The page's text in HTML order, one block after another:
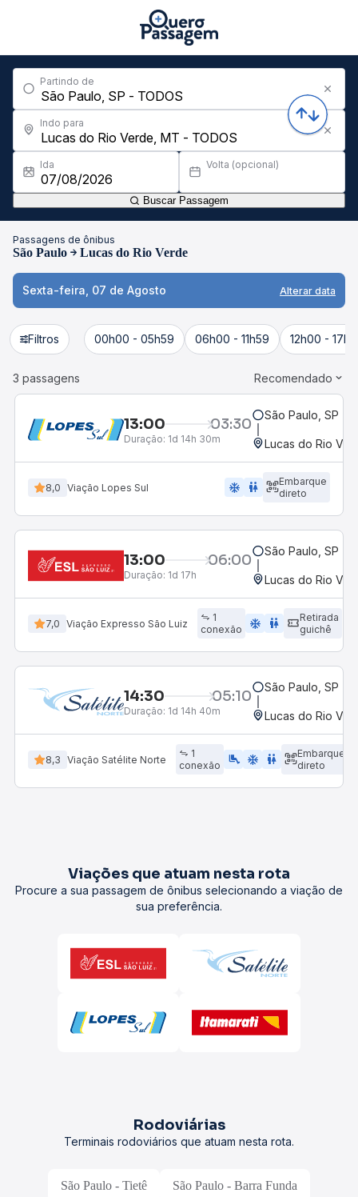
Partindo de
Indo para
Ida Volta (opcional)
Buscar Passagem
Passagens de ônibus
São Paulo Lucas do Rio Verde
Sexta-feira, 07 de Agosto Alterar data
Filtros 00h00 - 05h59 06h00 - 11h59 12h00 -
3 passagens Recomendado
13:00 03:30
Duração: 1d 14h 30m
São Paulo, SP -
Lucas do Rio
8,0 Viação Lopes Sul ac_unit wc
Embarque
direto
13:00 06:00
Duração: 1d 17h
São Paulo, SP -
Lucas do Rio
7,0 Viação Expresso São Luiz
1
conexão
ac_unit wc
Retirada
guichê
14:30 05:10
Duração: 1d 14h 40m
São Paulo, SP -
Lucas do Rio
8,3 Viação Satélite Norte
1
conexão
airline_seat_legroom_extra ac_unit wc
Embarque
direto
Viações que atuam nesta rota
Procure a sua passagem de ônibus selecionando a viação de
sua preferência.
Rodoviárias
Terminais rodoviários que atuam nesta rota.
São Paulo - Tietê São Paulo - Barra Funda